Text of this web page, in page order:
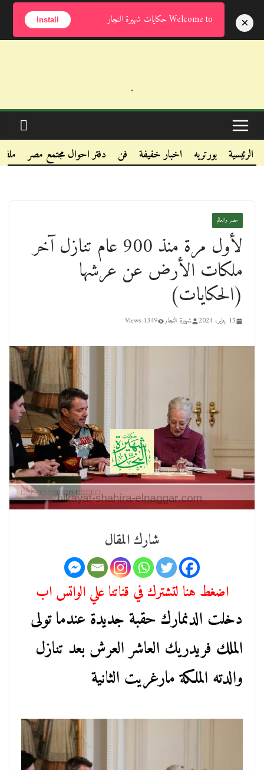
الخميس, أغسطس 6, 2026
.
.
.
الرئيسية بورتريه اخبار خفيفة فن دفتر احوال مجتمع مصر
مصر والعالم
لأول مرة منذ 900 عام تنازل آخر
ملكات الأرض عن عرشها
(الحكايات)
15 يناير، 2024 شهيرة النجار 1349 Views
شارك المقال
اضغط هنا لتشترك في قناتنا علي الواتس اب
دخلت الدنمارك حقبة جديدة عندما تولى
الملك فريدريك العاشر العرش بعد تنازل
والدته الملكة مارغريت الثانية
Welcome to حكايات شهيرة النجار Install ×